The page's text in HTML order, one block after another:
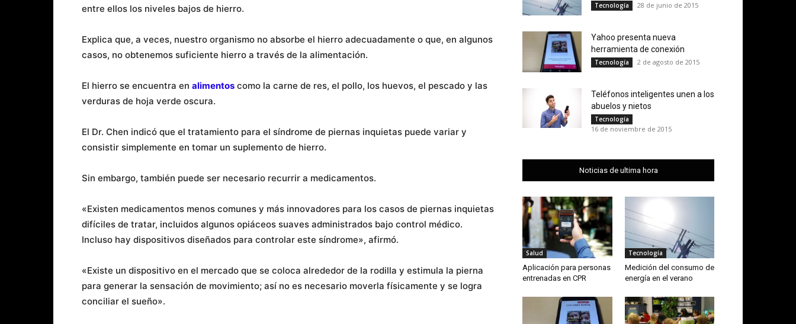
entre ellos los niveles bajos de hierro.
Explica que, a veces, nuestro organismo no absorbe el hierro adecuadamente o que, en algunos
casos, no obtenemos suficiente hierro a través de la alimentación.
El hierro se encuentra en alimentos como la carne de res, el pollo, los huevos, el pescado y las
verduras de hoja verde oscura.
El Dr. Chen indicó que el tratamiento para el síndrome de piernas inquietas puede variar y
consistir simplemente en tomar un suplemento de hierro.
Sin embargo, también puede ser necesario recurrir a medicamentos.
«Existen medicamentos menos comunes y más innovadores para los casos de piernas inquietas
difíciles de tratar, incluidos algunos opiáceos suaves administrados bajo control médico.
Incluso hay dispositivos diseñados para controlar este síndrome», afirmó.
«Existe un dispositivo en el mercado que se coloca alrededor de la rodilla y estimula la pierna
para generar la sensación de movimiento; así no es necesario moverla físicamente y se logra
conciliar el sueño».
Tecnología 28 de junio de 2015
Yahoo presenta nueva
herramienta de conexión
Tecnología 2 de agosto de 2015
Teléfonos inteligentes unen a los
abuelos y nietos
Tecnología
16 de noviembre de 2015
Noticias de ultima hora
Salud
Aplicación para personas
entrenadas en CPR
Tecnología
Medición del consumo de
energía en el verano